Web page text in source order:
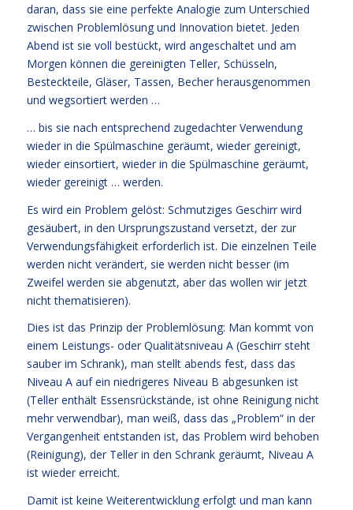
daran, dass sie eine perfekte Analogie zum Unterschied
zwischen Problemlösung und Innovation bietet. Jeden
Abend ist sie voll bestückt, wird angeschaltet und am
Morgen können die gereinigten Teller, Schüsseln,
Besteckteile, Gläser, Tassen, Becher herausgenommen
und wegsortiert werden …
… bis sie nach entsprechend zugedachter Verwendung
wieder in die Spülmaschine geräumt, wieder gereinigt,
wieder einsortiert, wieder in die Spülmaschine geräumt,
wieder gereinigt … werden.
Es wird ein Problem gelöst: Schmutziges Geschirr wird
gesäubert, in den Ursprungszustand versetzt, der zur
Verwendungsfähigkeit erforderlich ist. Die einzelnen Teile
werden nicht verändert, sie werden nicht besser (im
Zweifel werden sie abgenutzt, aber das wollen wir jetzt
nicht thematisieren).
Dies ist das Prinzip der Problemlösung: Man kommt von
einem Leistungs- oder Qualitätsniveau A (Geschirr steht
sauber im Schrank), man stellt abends fest, dass das
Niveau A auf ein niedrigeres Niveau B abgesunken ist
(Teller enthält Essensrückstände, ist ohne Reinigung nicht
mehr verwendbar), man weiß, dass das „Problem“ in der
Vergangenheit entstanden ist, das Problem wird behoben
(Reinigung), der Teller in den Schrank geräumt, Niveau A
ist wieder erreicht.
Damit ist keine Weiterentwicklung erfolgt und man kann